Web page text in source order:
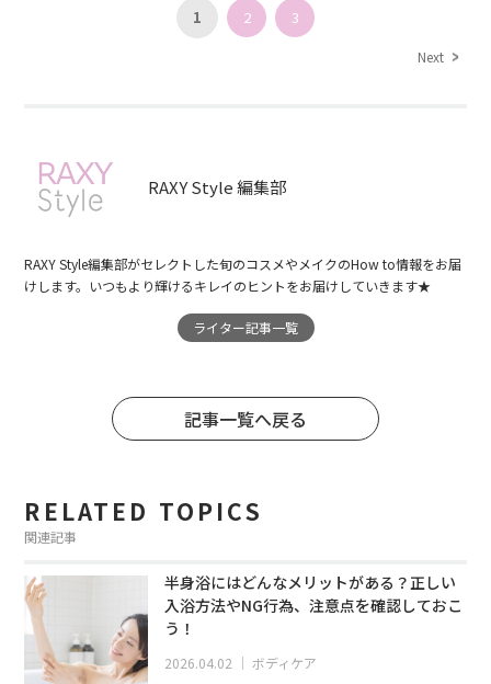
1 2 3
Next
RAXY Style 編集部
RAXY Style編集部がセレクトした旬のコスメやメイクのHow to情報をお届
けします。いつもより輝けるキレイのヒントをお届けしていきます★
ライター記事一覧
記事一覧へ戻る
RELATED TOPICS
関連記事
半身浴にはどんなメリットがある？正しい
入浴方法やNG行為、注意点を確認しておこ
う！
2026.04.02 ｜ボディケア